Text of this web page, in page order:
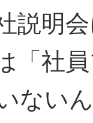
説明
「社
ない